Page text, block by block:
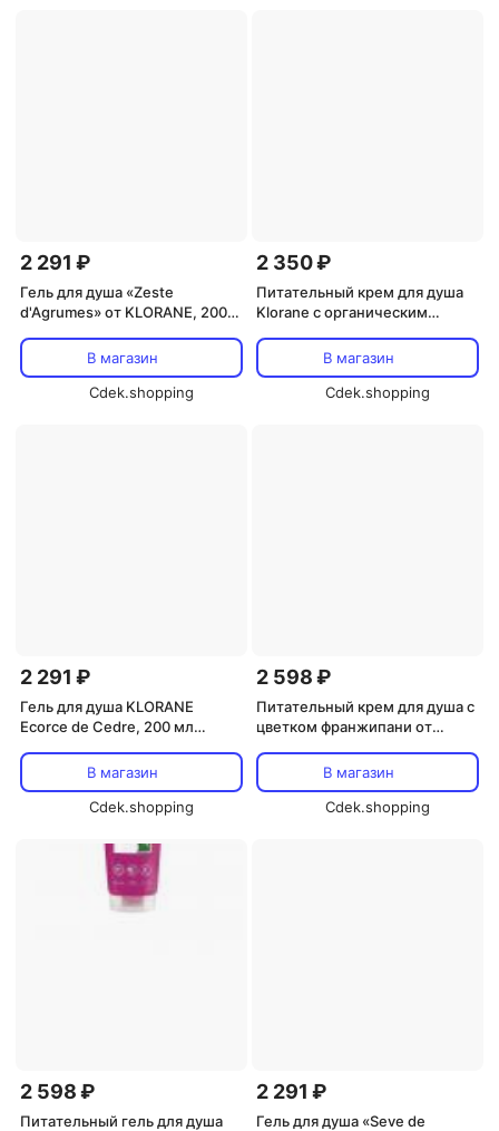
2 291 ₽
Гель для душа «Zeste
d'Agrumes» от KLORANE, 200
В магазин
Cdek.shopping
2 350 ₽
Питательный крем для душа
Klorane с органическим
франжипани 200 мл Klorane
В магазин
Cdek.shopping
2 291 ₽
Гель для душа KLORANE
Ecorce de Cedre, 200 мл
В магазин
Cdek.shopping
2 598 ₽
Питательный крем для душа с
цветком франжипани от
В магазин
Cdek.shopping
2 598 ₽
Питательный гель для душа
2 291 ₽
Гель для душа «Seve de